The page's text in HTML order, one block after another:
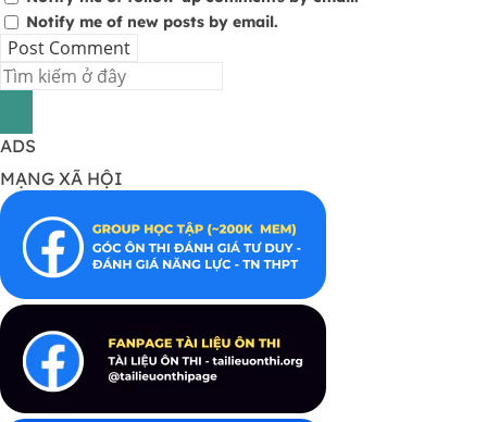
Notify me of new posts by email.
ADS
MẠNG XÃ HỘI